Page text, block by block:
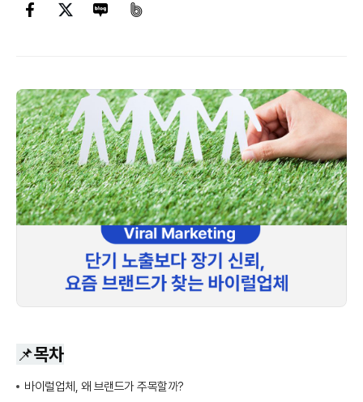
📌목차
바이럴업체, 왜 브랜드가 주목할까?